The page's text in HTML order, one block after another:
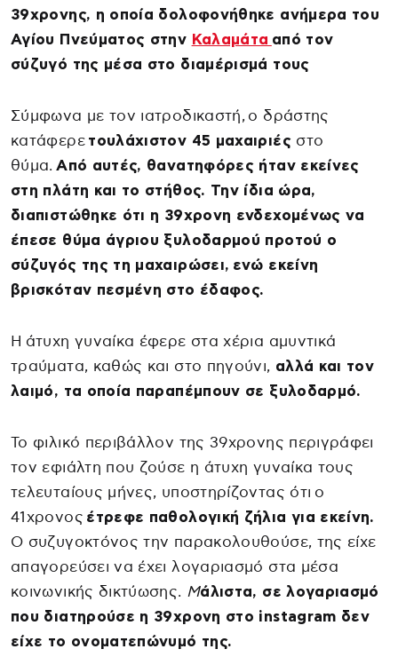
39χρονης, η οποία δολοφονήθηκε ανήμερα του
Αγίου Πνεύματος στην Καλαμάτα από τον
σύζυγό της μέσα στο διαμέρισμά τους
Σύμφωνα με τον ιατροδικαστή, ο δράστης
κατάφερε τουλάχιστον 45 μαχαιριέςστο
θύμα.Από αυτές, θανατηφόρες ήταν εκείνες
στη πλάτη και το στήθος. Την ίδια ώρα,
διαπιστώθηκε ότι η 39χρονη ενδεχομένως να
έπεσε θύμα άγριου ξυλοδαρμού προτού ο
σύζυγός της τη μαχαιρώσει, ενώ εκείνη
βρισκόταν πεσμένη στο έδαφος.
Η άτυχη γυναίκα έφερε στα χέρια αμυντικά
τραύματα, καθώς και στο πηγούνι, αλλά και τον
λαιμό, τα οποία παραπέμπουν σε ξυλοδαρμό.
Το φιλικό περιβάλλον της 39χρονης περιγράφει
τον εφιάλτη που ζούσε η άτυχη γυναίκα τους
τελευταίους μήνες, υποστηρίζοντας ότι ο
41χρονος έτρεφε παθολογική ζήλια για εκείνη.
Ο συζυγοκτόνος την παρακολουθούσε, της είχε
απαγορεύσει να έχει λογαριασμό στα μέσα
κοινωνικής δικτύωσης. Μάλιστα, σε λογαριασμό
που διατηρούσε η 39χρονη στο instagram δεν
είχε το ονοματεπώνυμό της.